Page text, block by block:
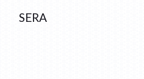
SERA